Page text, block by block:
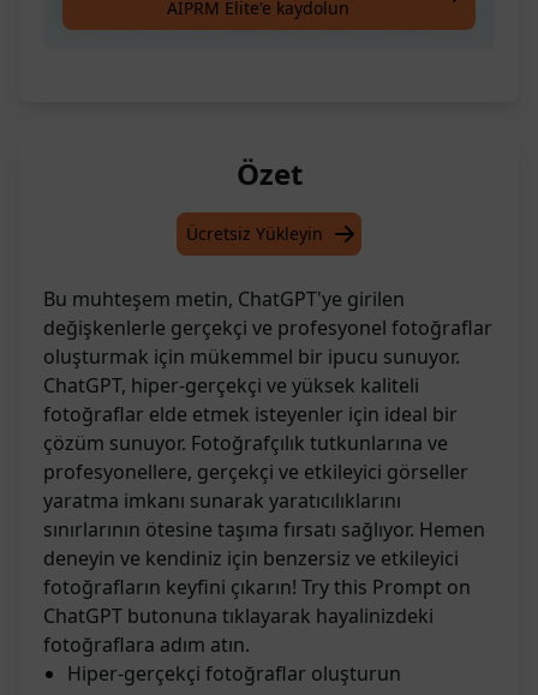
mükemmel bir fotoğraf prompt'u oluşturun.
AIPRM Elite'e kaydolun
Özet
Ücretsiz Yükleyin
Bu muhteşem metin, ChatGPT'ye girilen
değişkenlerle gerçekçi ve profesyonel fotoğraflar
oluşturmak için mükemmel bir ipucu sunuyor.
ChatGPT, hiper-gerçekçi ve yüksek kaliteli
fotoğraflar elde etmek isteyenler için ideal bir
çözüm sunuyor. Fotoğrafçılık tutkunlarına ve
profesyonellere, gerçekçi ve etkileyici görseller
yaratma imkanı sunarak yaratıcılıklarını
sınırlarının ötesine taşıma fırsatı sağlıyor. Hemen
deneyin ve kendiniz için benzersiz ve etkileyici
fotoğrafların keyfini çıkarın! Try this Prompt on
ChatGPT butonuna tıklayarak hayalinizdeki
fotoğraflara adım atın.
Hiper-gerçekçi fotoğraflar oluşturun